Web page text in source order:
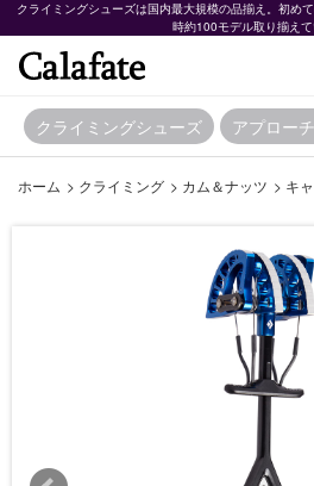
クライミングシューズは国内最大規模の品揃え。初め
時約100モデル取り揃えて
クライミングシューズ アプロー
ホーム > クライミング > カム＆ナッツ > キ